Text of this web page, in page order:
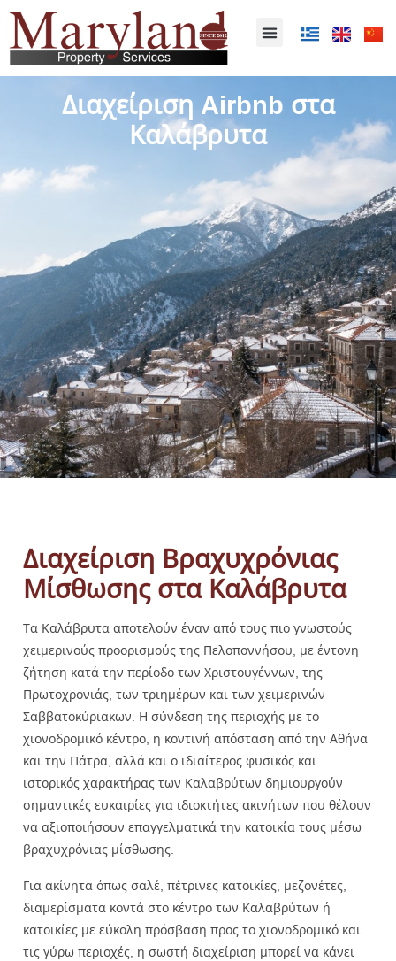
Διαχείριση Airbnb στα
Καλάβρυτα
Διαχείριση Βραχυχρόνιας
Μίσθωσης στα Καλάβρυτα
Τα Καλάβρυτα αποτελούν έναν από τους πιο γνωστούς
χειμερινούς προορισμούς της Πελοποννήσου, με έντονη
ζήτηση κατά την περίοδο των Χριστουγέννων, της
Πρωτοχρονιάς, των τριημέρων και των χειμερινών
Σαββατοκύριακων. Η σύνδεση της περιοχής με το
χιονοδρομικό κέντρο, η κοντινή απόσταση από την Αθήνα
και την Πάτρα, αλλά και ο ιδιαίτερος φυσικός και
ιστορικός χαρακτήρας των Καλαβρύτων δημιουργούν
σημαντικές ευκαιρίες για ιδιοκτήτες ακινήτων που θέλουν
να αξιοποιήσουν επαγγελματικά την κατοικία τους μέσω
βραχυχρόνιας μίσθωσης.
Για ακίνητα όπως σαλέ, πέτρινες κατοικίες, μεζονέτες,
διαμερίσματα κοντά στο κέντρο των Καλαβρύτων ή
κατοικίες με εύκολη πρόσβαση προς το χιονοδρομικό και
τις γύρω περιοχές, η σωστή διαχείριση μπορεί να κάνει